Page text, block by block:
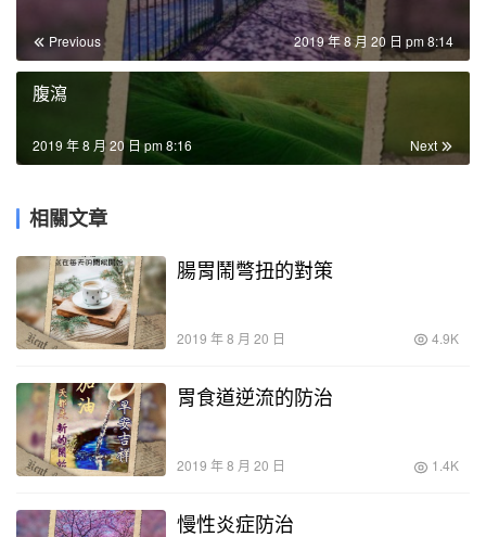
Previous 2019 年 8 月 20 日 pm 8:14
腹瀉
Next
2019 年 8 月 20 日 pm 8:16
相關文章
腸胃鬧彆扭的對策
2019 年 8 月 20 日 4.9K
胃食道逆流的防治
2019 年 8 月 20 日 1.4K
慢性炎症防治